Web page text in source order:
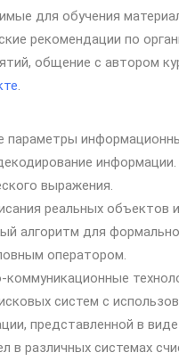
для обучения
рекомендации по
общение с автором
.
параметры
информации.
выражения.
реальных объектов
алгоритм для
оператором.
систем с
представленной в
в различных системах